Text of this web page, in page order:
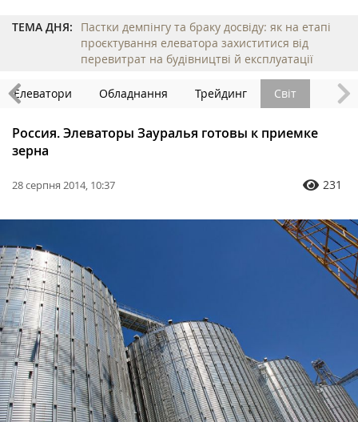
ТЕМА ДНЯ:
Пастки демпінгу та браку досвіду: як на етапі
проєктування елеватора захиститися від
перевитрат на будівництві й експлуатації
Елеватори Обладнання Трейдинг Світ
Россия. Элеваторы Зауралья готовы к приемке
зерна
28 серпня 2014, 10:37 231